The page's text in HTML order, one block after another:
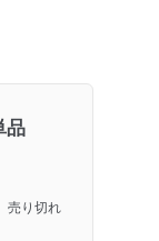
品
売り切れ